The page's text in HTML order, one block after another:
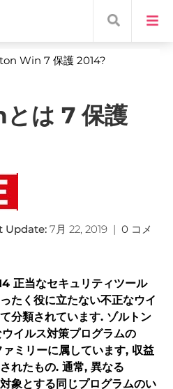
Win 7 保護 2014?
は 7 保護
Update: 7月 22, 2019| 0 コメ
正当なセキュリティツール
たく役に立たない不正なウイ
分類されています. ゾルトン
イルス対策プログラムの
リーに属しています, 収益
れたもの. 通常, 異なる
象とする同じプログラムのい